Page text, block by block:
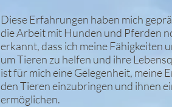
Diese Erfahrungen haben mich
die Arbeit mit Hunden und Pferden
erkannt, dass ich meine Fähigkeiten
um Tieren zu helfen und ihre
ist für mich eine Gelegenheit, meine
den Tieren einzubringen und ihnen
ermöglichen.